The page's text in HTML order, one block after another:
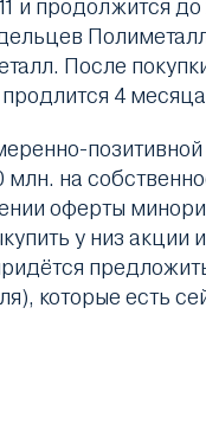
и продолжится
После
4
на
оферты
у низ
которые есть